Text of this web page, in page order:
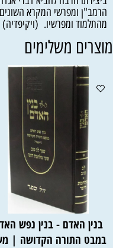
הרמב"ן ומפרשי המקרא
מהתלמוד ומפרשיו. (ויקיפדיה)
משלימים
בנין האדם - בנין נפש
במבט התורה הקדושה |